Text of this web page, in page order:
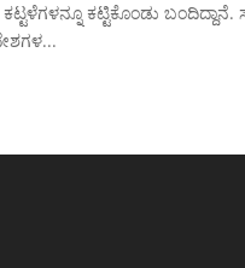
ಕಟ್ಟಿಕೊಂಡು